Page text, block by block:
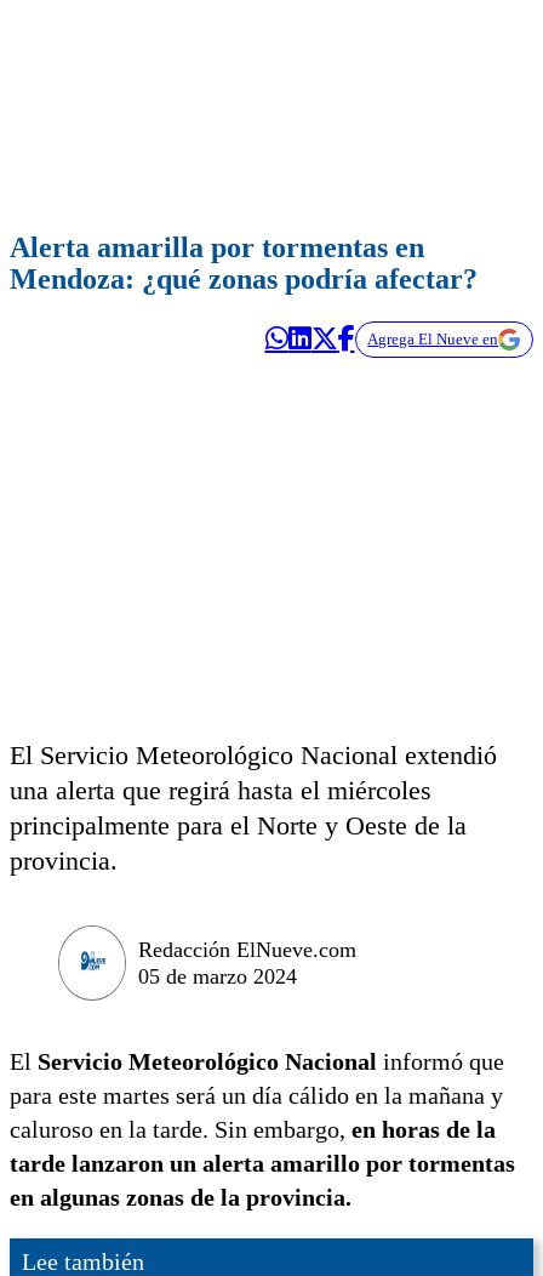
Alerta amarilla por tormentas en
Mendoza: ¿qué zonas podría afectar?
Agrega El Nueve en
El Servicio Meteorológico Nacional extendió
una alerta que regirá hasta el miércoles
principalmente para el Norte y Oeste de la
provincia.
Redacción ElNueve.com
05 de marzo 2024
El Servicio Meteorológico Nacional informó que
para este martes será un día cálido en la mañana y
caluroso en la tarde. Sin embargo, en horas de la
tarde lanzaron un alerta amarillo por tormentas
en algunas zonas de la provincia.
Lee también